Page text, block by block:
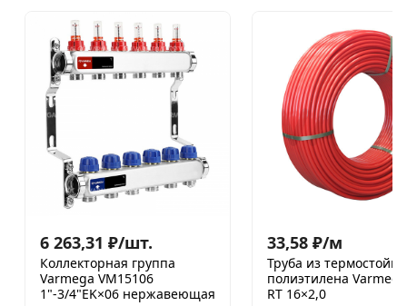
6 263,31 ₽/шт.
Коллекторная группа
Varmega VM15106
1"-3/4"EK×06 нержавеющая
33,58 ₽/м
Труба из
полиэтилена
RT 16×2,0